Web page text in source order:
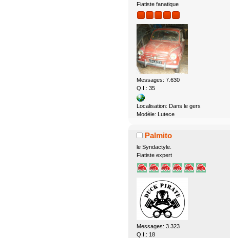
Fiatiste fanatique
Messages: 7.630
Q.I.: 35
Localisation: Dans le gers
Modèle: Lutece
Palmito
le Syndactyle.
Fiatiste expert
Messages: 3.323
Q.I.: 18